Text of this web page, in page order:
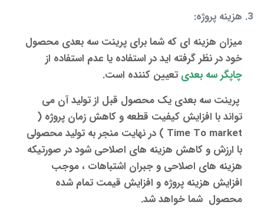
هزینه پروژه:
میزان هزینه ای که شما برای پرینت سه بعدی محصول
خود در نظر گرفته اید در استفاده یا عدم استفاده از
چاپگر سه بعدی تعیین کننده است.
پرینت سه بعدی یک محصول قبل از تولید آن می
تواند با افزایش کیفیت قطعه و کاهش زمان پروژه (
Time To market ) در نهایت منجر به تولید محصولی
با ارزش و کاهش هزینه های اصلاحی شود در صورتیکه
هزینه های اصلاحی و جبران اشتباهات ، موجب
افزایش هزینه پروژه و افزایش قیمت تمام شده
محصول شما خواهد شد.